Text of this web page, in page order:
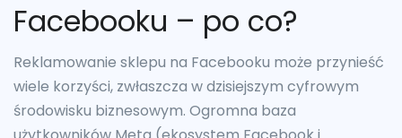
Facebooku – po co?
Reklamowanie sklepu na Facebooku może przynieść
wiele korzyści, zwłaszcza w dzisiejszym cyfrowym
środowisku biznesowym. Ogromna baza